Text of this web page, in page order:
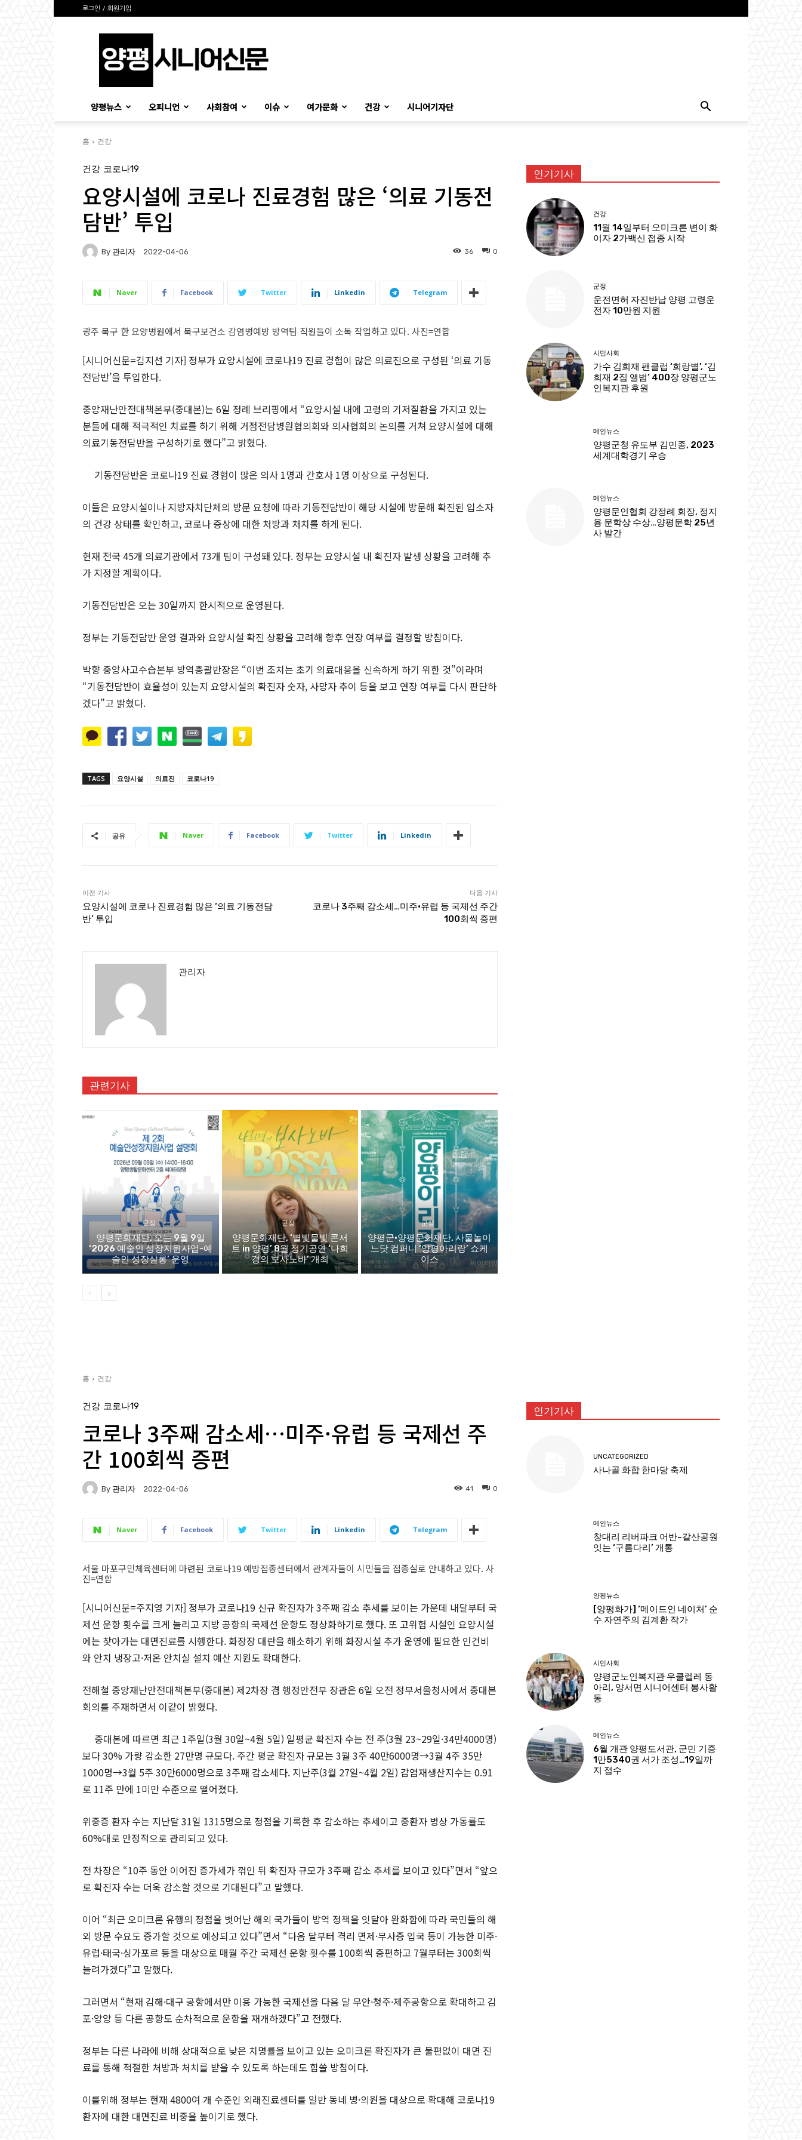
로그인 / 회원가입
시
양평뉴스 오피니언 사회참여 이슈 여가문화 건강 시니어기자단
홈 건강
건강 코로나19
요양시설에 코로나 진료경험 많은 ‘의료 기동전
담반’ 투입
By 관리자 2022-04-06 0
36
Naver Facebook Twitter Linkedin Telegram
광주 북구 한 요양병원에서 북구보건소 감염병예방 방역팀 직원들이 소독 작업하고 있다. 사진=연합
[시니어신문=김지선 기자] 정부가 요양시설에 코로나19 진료 경험이 많은 의료진으로 구성된 ‘의료 기동
전담반’을 투입한다.
중앙재난안전대책본부(중대본)는 6일 정례 브리핑에서 “요양시설 내에 고령의 기저질환을 가지고 있는
분들에 대해 적극적인 치료를 하기 위해 거점전담병원협의회와 의사협회의 논의를 거쳐 요양시설에 대해
의료기동전담반을 구성하기로 했다”고 밝혔다.
기동전담반은 코로나19 진료 경험이 많은 의사 1명과 간호사 1명 이상으로 구성된다.
이들은 요양시설이나 지방자치단체의 방문 요청에 따라 기동전담반이 해당 시설에 방문해 확진된 입소자
의 건강 상태를 확인하고, 코로나 증상에 대한 처방과 처치를 하게 된다.
현재 전국 45개 의료기관에서 73개 팀이 구성돼 있다. 정부는 요양시설 내 획진자 발생 상황을 고려해 추
가 지정할 계획이다.
기동전담반은 오는 30일까지 한시적으로 운영된다.
정부는 기동전담반 운영 결과와 요양시설 확진 상황을 고려해 향후 연장 여부를 결정할 방침이다.
박향 중앙사고수습본부 방역총괄반장은 “이번 조치는 초기 의료대응을 신속하게 하기 위한 것”이라며
“기동전담반이 효율성이 있는지 요양시설의 확진자 숫자, 사망자 추이 등을 보고 연장 여부를 다시 판단하
겠다”고 밝혔다.
TAGS 요양시설 의료진 코로나19
공유 Naver Facebook Twitter Linkedin
이전 기사
요양시설에 코로나 진료경험 많은 ‘의료 기동전담
반’ 투입
다음 기사
코로나 3주째 감소세…미주·유럽 등 국제선 주간
100회씩 증편
관리자
관련기사
군정
양평문화재단, 오는 9월 9일
‘2026 예술인 성장지원사업-예
술인 성장살롱’ 운영
군정
양평문화재단, ‘별빛물빛 콘서
트 in 양평’ 8월 정기공연 ‘나희
경의 보사노바’ 개최
군정
양평군·양평문화재단, 사물놀이
느닷 컴퍼니 ‘양평아리랑’ 쇼케
이스
인기기사
건강
11월 14일부터 오미크론 변이 화
이자 2가백신 접종 시작
군정
운전면허 자진반납 양평 고령운
전자 10만원 지원
시민사회
가수 김희재 팬클럽 ‘희랑별’, ‘김
희재 2집 앨범’ 400장 양평군노
인복지관 후원
메인뉴스
양평군청 유도부 김민종, 2023
세계대학경기 우승
메인뉴스
양평문인협회 강정례 회장, 정지
용 문학상 수상…양평문학 25년
사 발간